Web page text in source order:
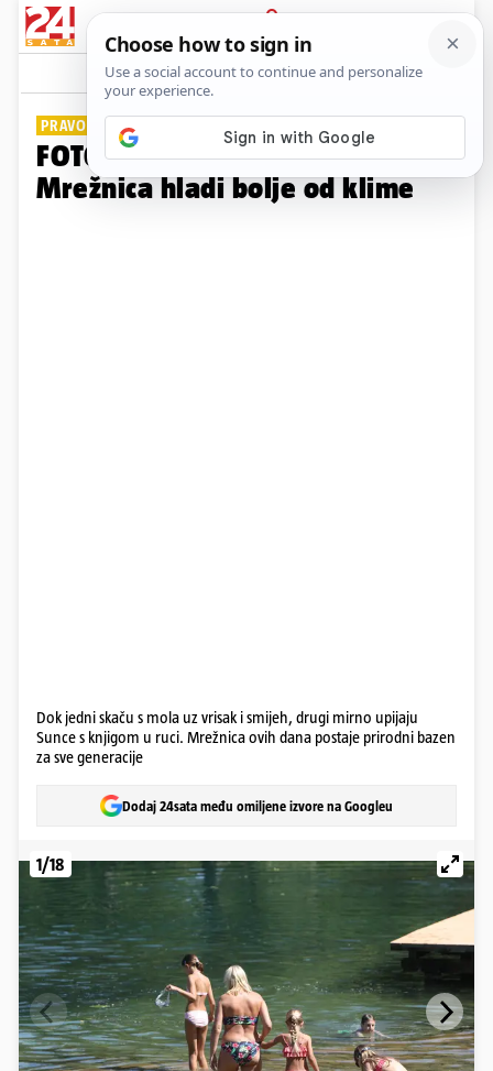
PRIJAVA
Galerija Komentari
PRAVO OSVJEŽENJE
FOTO Vruće ljeto u Dugoj Resi:
Mrežnica hladi bolje od klime
Dok jedni skaču s mola uz vrisak i smijeh, drugi mirno upijaju
Sunce s knjigom u ruci. Mrežnica ovih dana postaje prirodni bazen
za sve generacije
Dodaj 24sata među omiljene izvore na Googleu
1/18